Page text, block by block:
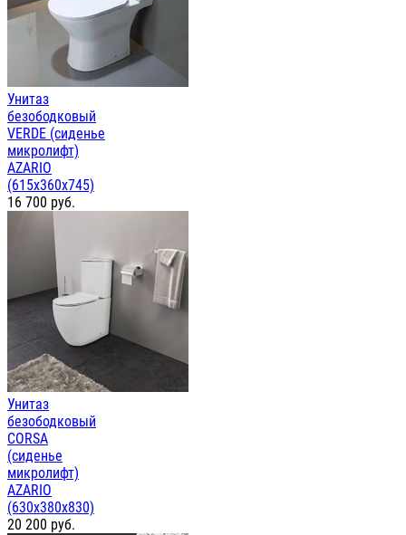
Унитаз
безободковый
VERDE (сиденье
микролифт)
AZARIO
(615х360х745)
16 700 руб.
Унитаз
безободковый
CORSA
(сиденье
микролифт)
AZARIO
(630х380х830)
20 200 руб.